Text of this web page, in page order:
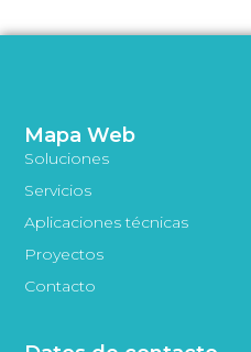
Mapa Web
Soluciones
Servicios
Aplicaciones técnicas
Proyectos
Contacto